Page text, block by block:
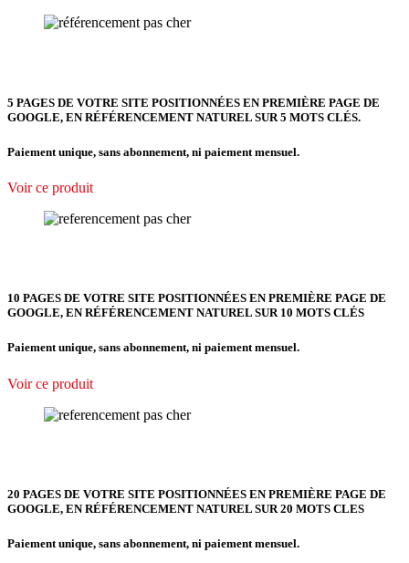
5 PAGES DE VOTRE SITE POSITIONNÉES EN PREMIÈRE PAGE DE
GOOGLE, EN RÉFÉRENCEMENT NATUREL SUR 5 MOTS CLÉS.
Paiement unique, sans abonnement, ni paiement mensuel.
Voir ce produit
10 PAGES DE VOTRE SITE POSITIONNÉES EN PREMIÈRE PAGE DE
GOOGLE, EN RÉFÉRENCEMENT NATUREL SUR 10 MOTS CLÉS
Paiement unique, sans abonnement, ni paiement mensuel.
Voir ce produit
20 PAGES DE VOTRE SITE POSITIONNÉES EN PREMIÈRE PAGE DE
GOOGLE, EN RÉFÉRENCEMENT NATUREL SUR 20 MOTS CLES
Paiement unique, sans abonnement, ni paiement mensuel.